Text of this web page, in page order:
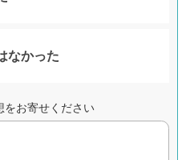
なかった
をお寄せください